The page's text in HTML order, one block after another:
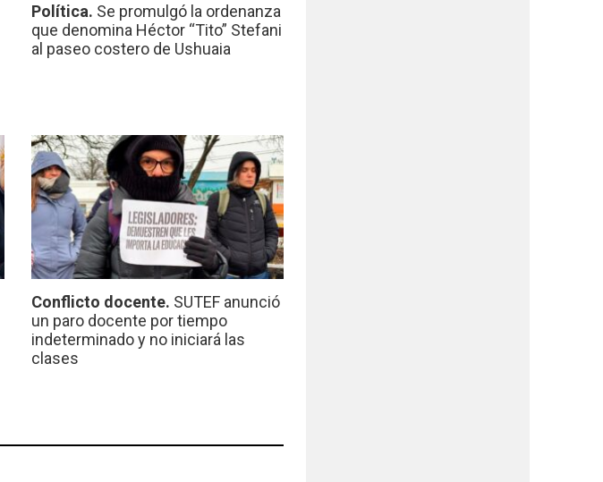
Política. Se promulgó la ordenanza
que denomina Héctor “Tito” Stefani
al paseo costero de Ushuaia
Conflicto docente. SUTEF anunció
un paro docente por tiempo
indeterminado y no iniciará las
clases